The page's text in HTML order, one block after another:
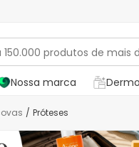
Nossa marca
/ Próteses